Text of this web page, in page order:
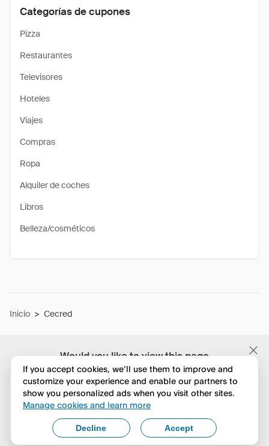
Would you like to view this page
in English?
No, seguir navegando
Yes, change to English
Categorías de cupones
Pizza
Restaurantes
Televisores
Hoteles
Viajes
Compras
Ropa
Alquiler de coches
Libros
Belleza/cosméticos
Inicio > Cecred
If you accept cookies, we’ll use them to improve and
customize your experience and enable our partners to
show you personalized ads when you visit other sites.
Manage cookies and learn more
Accept
Decline